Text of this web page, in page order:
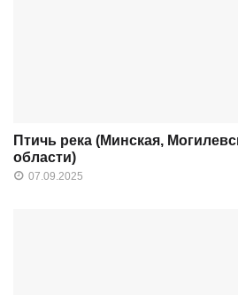
Птичь река (Минская,
области)
07.09.2025